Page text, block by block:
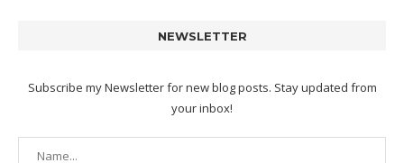
NEWSLETTER
Subscribe my Newsletter for new blog posts. Stay updated from
your inbox!